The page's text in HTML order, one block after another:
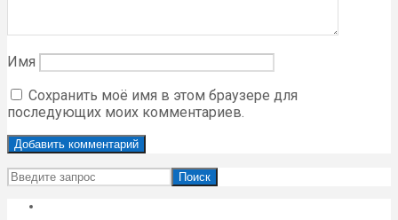
Имя
Сохранить моё имя в этом браузере для
последующих моих комментариев.
Поиск